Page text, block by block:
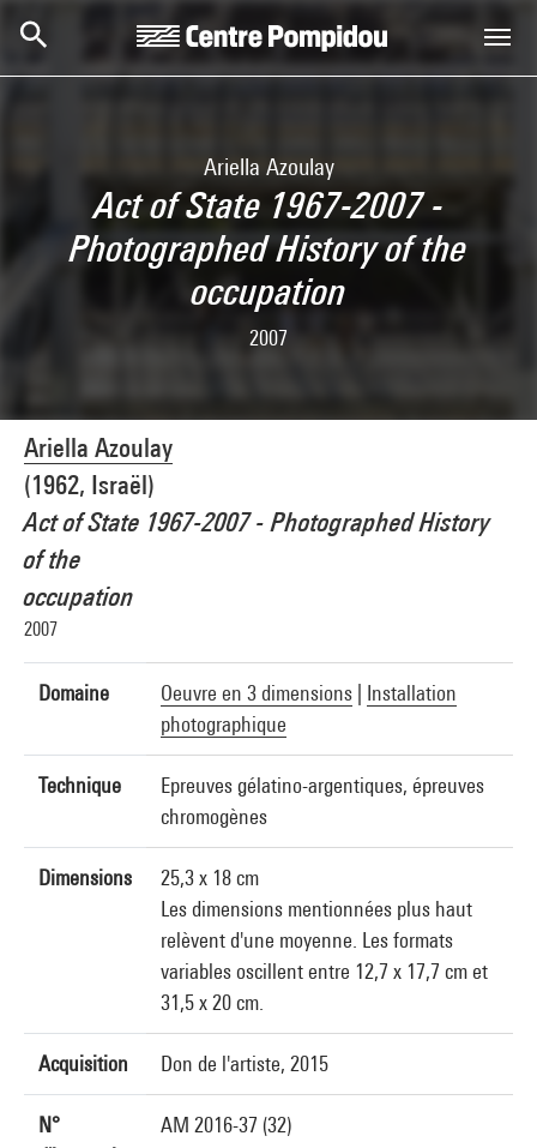
Ariella Azoulay
Act of State 1967-2007 -
Photographed History of the
occupation
2007
Ariella Azoulay
(1962, Israël)
Act of State 1967-2007 - Photographed History
of the
occupation
2007
Domaine Oeuvre en 3 dimensions
Installation
photographique
Technique
Epreuves gélatino-argentiques, épreuves
chromogènes
Dimensions
25,3 x 18 cm
Les dimensions mentionnées plus haut
relèvent d'une moyenne. Les formats
variables oscillent entre 12,7 x 17,7 cm et
31,5 x 20 cm.
Acquisition Don de l'artiste, 2015
N°
AM 2016-37 (32)